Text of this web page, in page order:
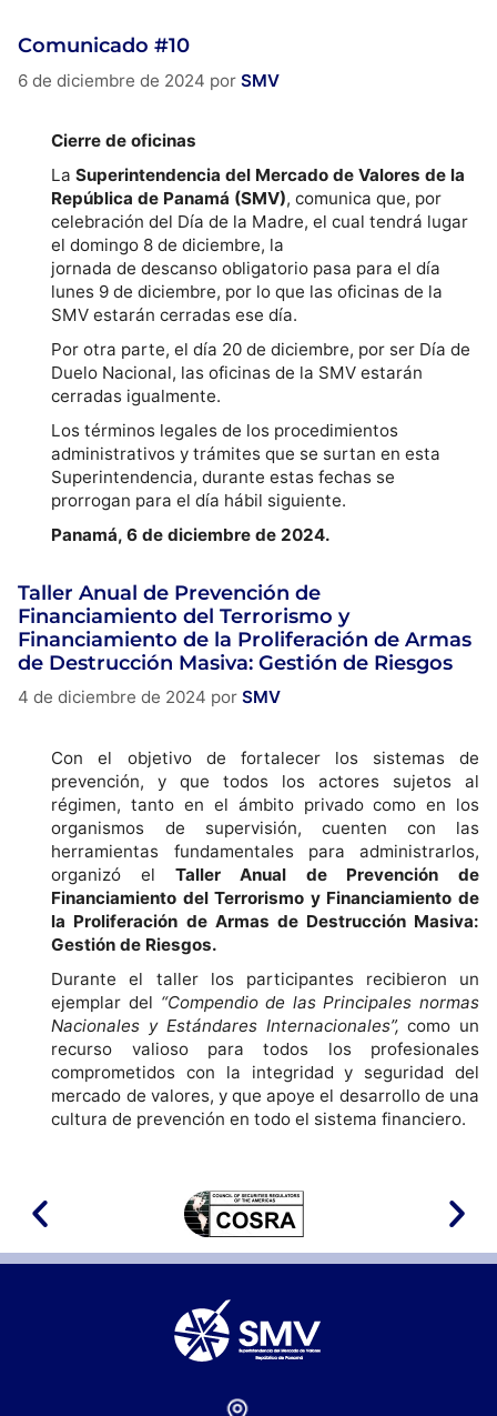
Comunicado #10
6 de diciembre de 2024 por SMV
Cierre de oficinas
La Superintendencia del Mercado de Valores de la
República de Panamá (SMV), comunica que, por
celebración del Día de la Madre, el cual tendrá lugar
el domingo 8 de diciembre, la
jornada de descanso obligatorio pasa para el día
lunes 9 de diciembre, por lo que las oficinas de la
SMV estarán cerradas ese día.
Por otra parte, el día 20 de diciembre, por ser Día de
Duelo Nacional, las oficinas de la SMV estarán
cerradas igualmente.
Los términos legales de los procedimientos
administrativos y trámites que se surtan en esta
Superintendencia, durante estas fechas se
prorrogan para el día hábil siguiente.
Panamá, 6 de diciembre de 2024.
Taller Anual de Prevención de
Financiamiento del Terrorismo y
Financiamiento de la Proliferación de Armas
de Destrucción Masiva: Gestión de Riesgos
4 de diciembre de 2024 por SMV
Con el objetivo de fortalecer los sistemas de
prevención, y que todos los actores sujetos al
régimen, tanto en el ámbito privado como en los
organismos de supervisión, cuenten con las
herramientas fundamentales para administrarlos,
organizó el Taller Anual de Prevención de
Financiamiento del Terrorismo y Financiamiento de
la Proliferación de Armas de Destrucción Masiva:
Gestión de Riesgos.
Durante el taller los participantes recibieron un
ejemplar del “Compendio de las Principales normas
Nacionales y Estándares Internacionales”, como un
recurso valioso para todos los profesionales
comprometidos con la integridad y seguridad del
mercado de valores, y que apoye el desarrollo de una
cultura de prevención en todo el sistema financiero.